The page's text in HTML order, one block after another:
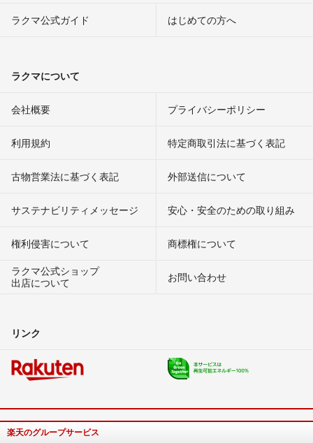
ラクマ公式ガイド はじめての方へ
ラクマについて
会社概要 プライバシーポリシー
利用規約 特定商取引法に基づく表記
古物営業法に基づく表記 外部送信について
サステナビリティメッセージ 安心・安全のための取り組み
権利侵害について
商標権について
ラクマ公式ショップ
出店について
お問い合わせ
リンク
楽天のグループサービス